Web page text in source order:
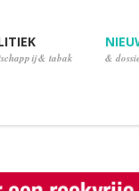
& tabak &